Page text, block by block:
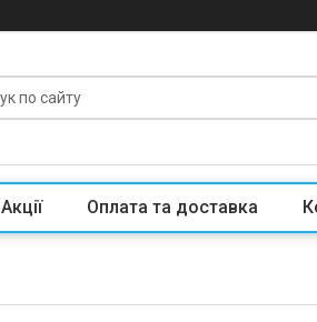
Акції Оплата та доставка